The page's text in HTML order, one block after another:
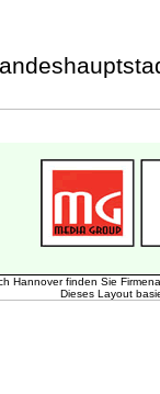
Hannover finden Sie
Dieses Layout